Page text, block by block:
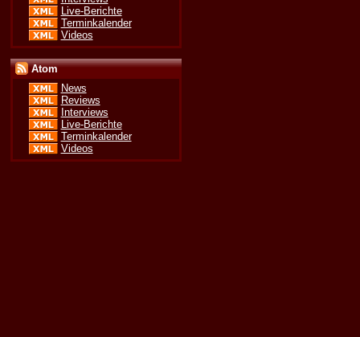
Live-Berichte
Terminkalender
Videos
Atom
News
Reviews
Interviews
Live-Berichte
Terminkalender
Videos